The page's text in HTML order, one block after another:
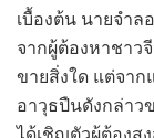
เบื้องต้น นายจำล
จากผู้ต้องหาชาว
ขายสิ่งใด แต่จาก
อาวุธปืนดังกล่าว